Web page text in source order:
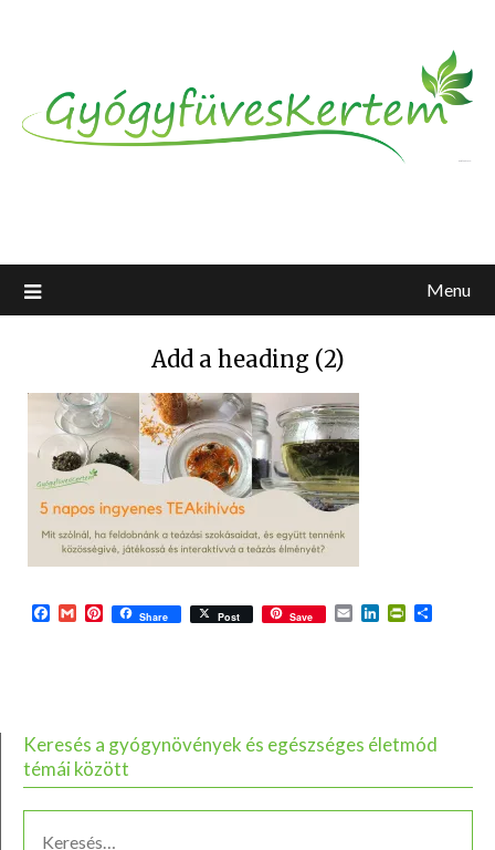
Menu
Add a heading (2)
Facebook
GmailPinterest
Share Post Save EmailLinkedIn
Keresés a gyógynövények és egészséges életmód
témái között